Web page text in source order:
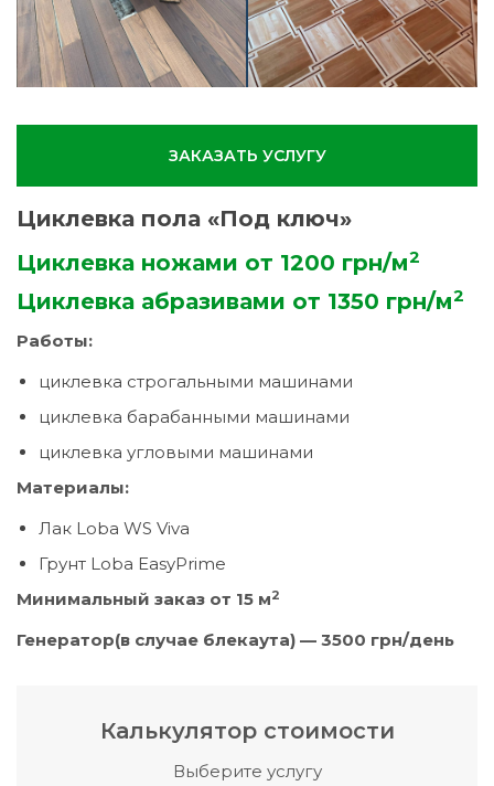
ЗАКАЗАТЬ УСЛУГУ
Циклевка пола «Под ключ»
Циклевка ножами от 1200 грн/м2
Циклевка абразивами от 1350 грн/м2
Работы:
циклевка строгальными машинами
циклевка барабанными машинами
циклевка угловыми машинами
Материалы:
Лак Loba WS Viva
Грунт Loba EasyPrime
Минимальный заказ от 15 м2
Генератор(в случае блекаута) — 3500 грн/день
Калькулятор стоимости
Выберите услугу